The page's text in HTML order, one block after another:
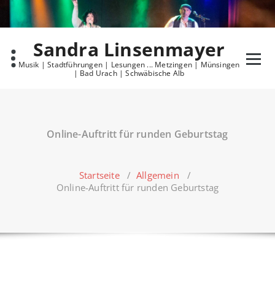
content
Sandra Linsenmayer
Musik | Stadtführungen | Lesungen ... Metzingen | Münsingen
| Bad Urach | Schwäbische Alb
Online-Auftritt für runden Geburtstag
Startseite/Allgemein /
Online-Auftritt für runden Geburtstag